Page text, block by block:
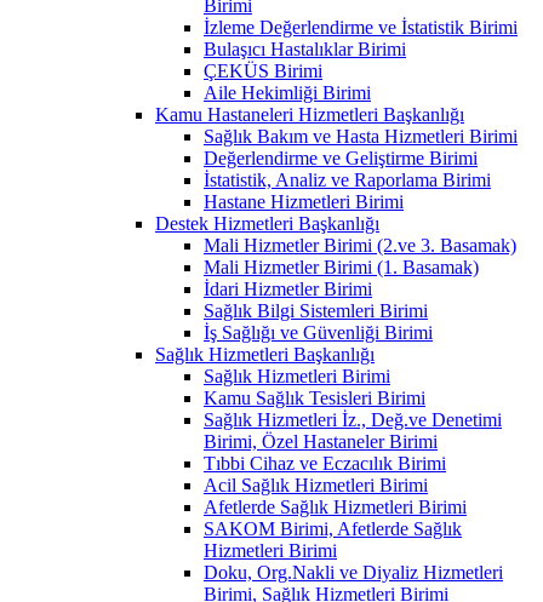
Birimi
İzleme Değerlendirme ve İstatistik Birimi
Bulaşıcı Hastalıklar Birimi
ÇEKÜS Birimi
Aile Hekimliği Birimi
Kamu Hastaneleri Hizmetleri Başkanlığı
Sağlık Bakım ve Hasta Hizmetleri Birimi
Değerlendirme ve Geliştirme Birimi
İstatistik, Analiz ve Raporlama Birimi
Hastane Hizmetleri Birimi
Destek Hizmetleri Başkanlığı
Mali Hizmetler Birimi (2.ve 3. Basamak)
Mali Hizmetler Birimi (1. Basamak)
İdari Hizmetler Birimi
Sağlık Bilgi Sistemleri Birimi
İş Sağlığı ve Güvenliği Birimi
Sağlık Hizmetleri Başkanlığı
Sağlık Hizmetleri Birimi
Kamu Sağlık Tesisleri Birimi
Sağlık Hizmetleri İz., Değ.ve Denetimi
Birimi, Özel Hastaneler Birimi
Tıbbi Cihaz ve Eczacılık Birimi
Acil Sağlık Hizmetleri Birimi
Afetlerde Sağlık Hizmetleri Birimi
SAKOM Birimi, Afetlerde Sağlık
Hizmetleri Birimi
Doku, Org.Nakli ve Diyaliz Hizmetleri
Birimi, Sağlık Hizmetleri Birimi